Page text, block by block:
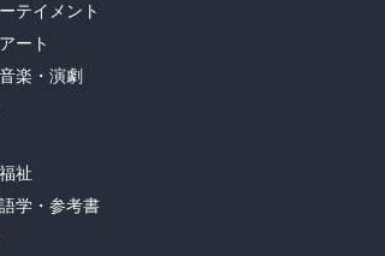
テイメント
ート
楽・演劇
祉
学・参考書